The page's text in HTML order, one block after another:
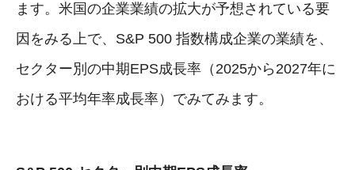
ます。米国の企業業績の拡大が予想されている要
因をみる上で、S&P 500 指数構成企業の業績を、
セクター別の中期EPS成長率（2025から2027年に
おける平均年率成長率）でみてみます。